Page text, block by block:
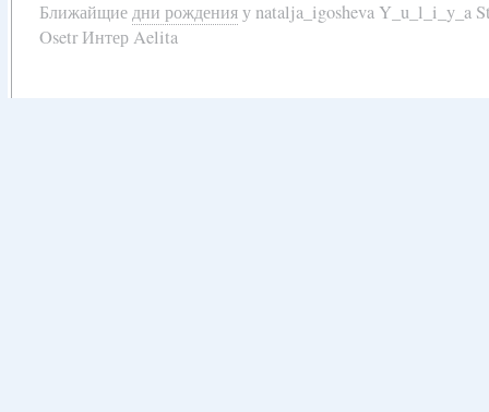
Ближайщиедни рожденияу natalja_igosheva Y_u_l_i_y_a
Osetr Интер Aelita